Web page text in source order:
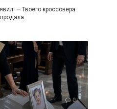
— Твоего кроссовера
0